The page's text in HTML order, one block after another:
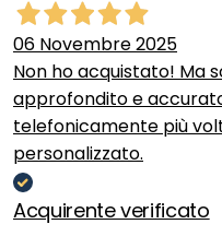
06 Novembre 2025
Non ho acquistato! Ma
approfondito e
telefonicamente più
personalizzato.
Acquirente verificato